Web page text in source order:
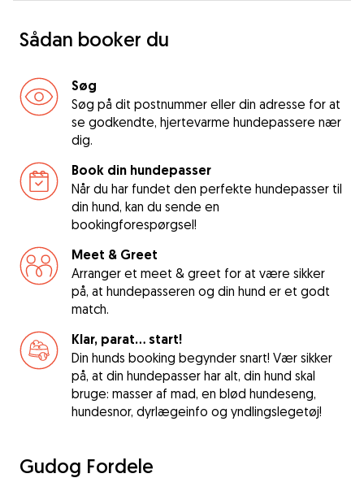
Sådan booker du
Søg
Søg på dit postnummer eller din adresse for at
se godkendte, hjertevarme hundepassere nær
dig.
Book din hundepasser
Når du har fundet den perfekte hundepasser til
din hund, kan du sende en
bookingforespørgsel!
Meet & Greet
Arranger et meet & greet for at være sikker
på, at hundepasseren og din hund er et godt
match.
Klar, parat... start!
Din hunds booking begynder snart! Vær sikker
på, at din hundepasser har alt, din hund skal
bruge: masser af mad, en blød hundeseng,
hundesnor, dyrlægeinfo og yndlingslegetøj!
Gudog Fordele